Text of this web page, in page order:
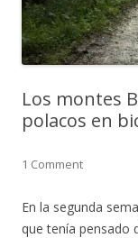
Los montes
polacos en
1 Comment
En la segunda
que tenía pensado